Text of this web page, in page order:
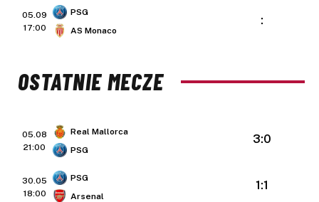
05.09
17:00
PSG
AS Monaco
:
OSTATNIE MECZE
05.08
21:00
Real Mallorca
PSG
3:0
30.05
18:00
PSG
Arsenal
1:1